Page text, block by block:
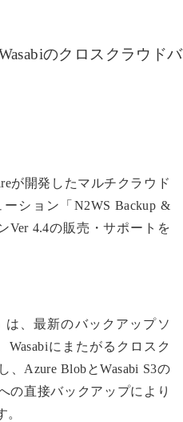
のクロスクラウドバ
が開発したマルチクラウド
ション「N2WS Backup &
Ver 4.4の販売・サポートを
は、最新のバックアップソ
Wasabiにまたがるクロスク
、Azure BlobとWasabi S3の
の直接バックアップにより